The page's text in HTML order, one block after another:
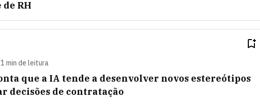
RH
min de leitura
que a IA tende a desenvolver novos estereótipos
decisões de contratação